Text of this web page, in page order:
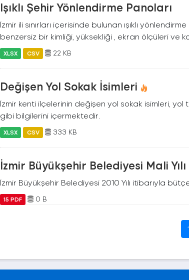
Işıklı Şehir Yönlendirme Panoları
İzmir ili sınırları içerisinde bulunan ışıklı
benzersiz bir kimliği, yüksekliği , ekran ölçüleri ve
XLSX CSV 22 KB
Değişen Yol Sokak İsimleri
İzmir kenti ilçelerinin değişen yol sokak isimleri,
gibi bilgilerini içermektedir.
XLSX CSV 333 KB
İzmir Büyükşehir Belediyesi Mali
İzmir Büyükşehir Belediyesi 2010 Yılı itibarıyla
15 PDF 0 B
1